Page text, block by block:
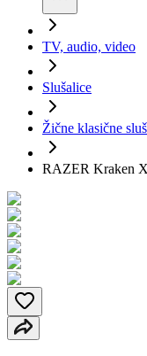
TV, audio, video
Slušalice
Žične klasične
RAZER Kraken